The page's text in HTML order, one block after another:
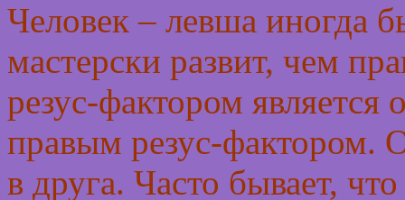
Человек – левша иногда
мастерски развит, чем
резус-фактором является
правым резус-фактором.
в друга. Часто бывает,